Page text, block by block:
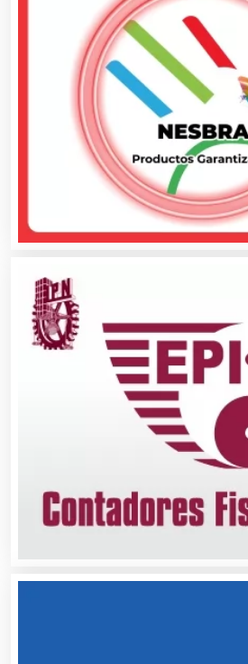
Cancelería de Aluminio
Capacitación
Carnicerías
Centros Comerciales
Centros de Espectáculos
Centros de Nutrición